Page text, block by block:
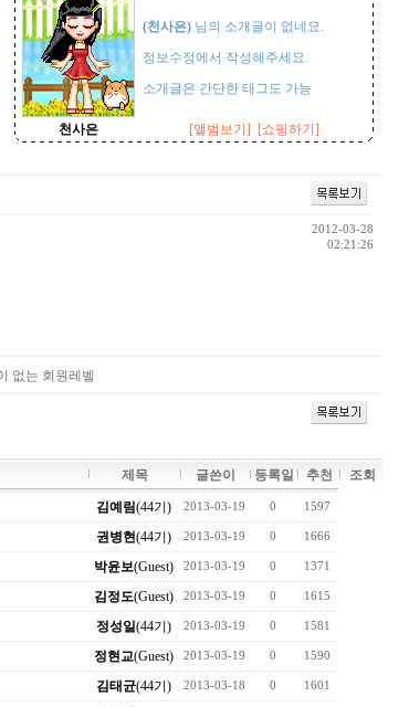
(천사은) 님의 소개글이 없네요.
정보수정에서 작성해주세요.
소개글은 간단한 태그도 가능
천사은 [앨범보기] [쇼핑하기]
2012-03-28
02:21:26
없는 회원레벨
제목 글쓴이 등록일 추천 조회
김예림(44기) 2013-03-19 0 1597
권병현(44기) 2013-03-19 0 1666
박윤보(Guest) 2013-03-19 0 1371
김정도(Guest) 2013-03-19 0 1615
정성일(44기) 2013-03-19 0 1581
정현교(Guest) 2013-03-19 0 1590
김태균(44기) 2013-03-18 0 1601